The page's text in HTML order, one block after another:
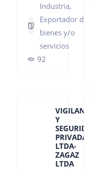
Industria,
Exportador de
bienes y/o
servicios
92
VIGILANCIA
Y
SEGURIDAD
PRIVADA
LTDA-
ZAGAZ
LTDA